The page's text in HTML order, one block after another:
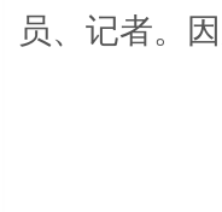
员、记者。